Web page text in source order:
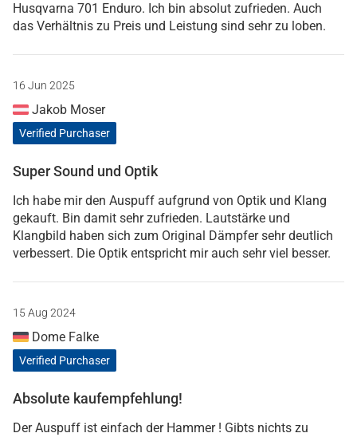
Husqvarna 701 Enduro. Ich bin absolut zufrieden. Auch
das Verhältnis zu Preis und Leistung sind sehr zu loben.
16 Jun 2025
Jakob Moser
Verified Purchaser
Super Sound und Optik
Ich habe mir den Auspuff aufgrund von Optik und Klang
gekauft. Bin damit sehr zufrieden. Lautstärke und
Klangbild haben sich zum Original Dämpfer sehr deutlich
verbessert. Die Optik entspricht mir auch sehr viel besser.
15 Aug 2024
Dome Falke
Verified Purchaser
Absolute kaufempfehlung!
Der Auspuff ist einfach der Hammer ! Gibts nichts zu